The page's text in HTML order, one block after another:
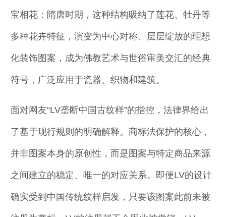
宝相花：隋唐时期，这种结构吸纳了莲花、牡丹等
多种花卉特征，演变为中心对称、层层绽放的理想
化装饰图案，成为佛教艺术与世俗审美交汇的经典
符号，广泛应用于瓷器、织物和建筑。
面对网友“LV垄断中国古纹样”的指控，法律界给出
了基于现行规则的明确解释。商标法保护的核心，
并非图案本身的原创性，而是图案与特定商品来源
之间建立的稳定、唯一的对应关系。即便LV的设计
确实受到中国传统纹样启发，只要该图案此前未被